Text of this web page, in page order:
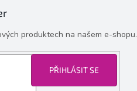
produktech na našem e-shopu.
PŘIHLÁSIT SE